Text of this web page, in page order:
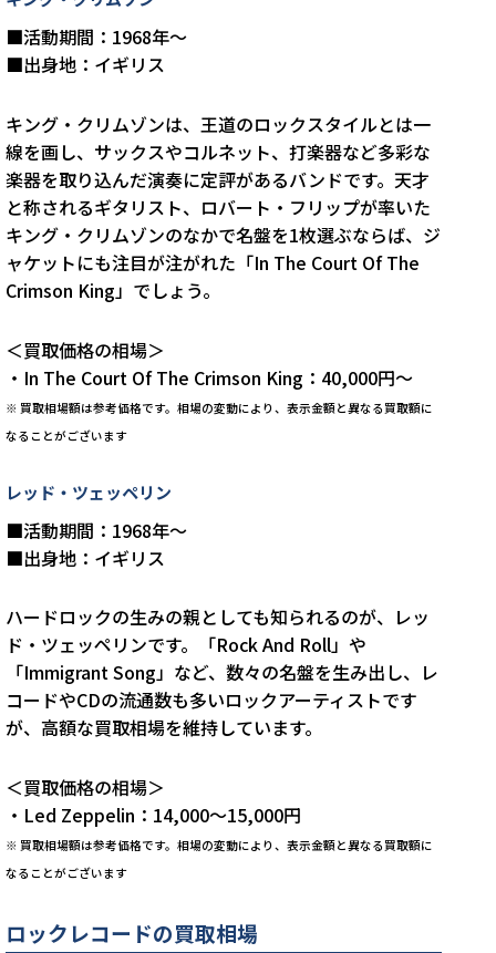
■活動期間：1968年～
■出身地：イギリス
キング・クリムゾンは、王道のロックスタイルとは一
線を画し、サックスやコルネット、打楽器など多彩な
楽器を取り込んだ演奏に定評があるバンドです。天才
と称されるギタリスト、ロバート・フリップが率いた
キング・クリムゾンのなかで名盤を1枚選ぶならば、ジ
ャケットにも注目が注がれた「In The Court Of The
Crimson King」でしょう。
＜買取価格の相場＞
・In The Court Of The Crimson King：40,000円～
※ 買取相場額は参考価格です。相場の変動により、表示金額と異なる買取額に
なることがございます
レッド・ツェッペリン
■活動期間：1968年～
■出身地：イギリス
ハードロックの生みの親としても知られるのが、レッ
ド・ツェッペリンです。「Rock And Roll」や
「Immigrant Song」など、数々の名盤を生み出し、レ
コードやCDの流通数も多いロックアーティストです
が、高額な買取相場を維持しています。
＜買取価格の相場＞
・Led Zeppelin：14,000～15,000円
※ 買取相場額は参考価格です。相場の変動により、表示金額と異なる買取額に
なることがございます
ロックレコードの買取相場